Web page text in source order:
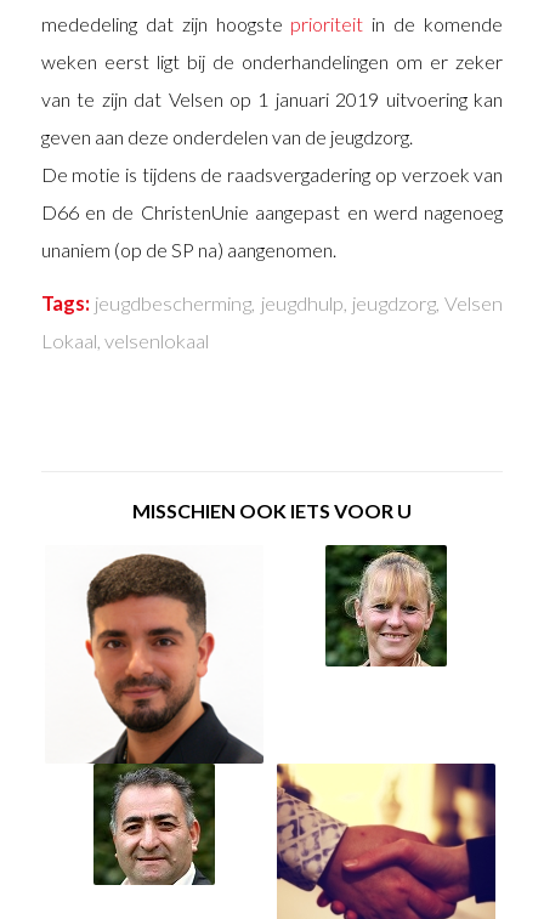
mededeling dat zijn hoogste prioriteit in de komende
weken eerst ligt bij de onderhandelingen om er zeker
van te zijn dat Velsen op 1 januari 2019 uitvoering kan
geven aan deze onderdelen van de jeugdzorg.
De motie is tijdens de raadsvergadering op verzoek van
D66 en de ChristenUnie aangepast en werd nagenoeg
unaniem (op de SP na) aangenomen.
Tags: jeugdbescherming, jeugdhulp, jeugdzorg,Velsen
Lokaal, velsenlokaal
MISSCHIEN OOK IETS VOOR U